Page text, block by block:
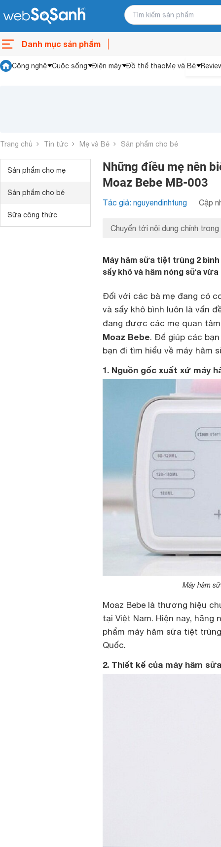
Danh mục sản phẩm
Công nghệ Cuộc sống Điện máy Đồ thể thaoMẹ và Bé
Trang chủ Tin tức Mẹ và Bé Sản phẩm cho bé
Sản phẩm cho mẹ
Sản phẩm cho bé
Sữa công thức
Những điều mẹ nên
Moaz Bebe MB-003
Tác giả: nguyendinhtung Cập
Chuyển tới nội dung chính trong
Máy hâm sữa tiệt trùng 2
sấy khô và hâm nóng sữa
Đối với các bà mẹ đang có
và sấy khô bình luôn là vấn
đang được các mẹ quan
Moaz Bebe. Để giúp các
bạn đi tìm hiểu về máy hâm
1. Nguồn gốc xuất xứ máy
Máy hâm
Moaz Bebe là thương hiệu
tại Việt Nam. Hiện nay, hãng
phẩm máy hâm sữa tiệt
Quốc.
2. Thiết kế của máy hâm